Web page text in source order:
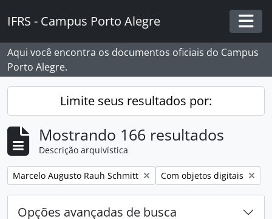
IFRS - Campus Porto Alegre
Aqui você encontra os documentos oficiais do Campus
Porto Alegre.
Limite seus resultados por:
Mostrando 166 resultados
Descrição arquivística
Remover filtro:
Marcelo Augusto Rauh Schmitt Remover filtro:
Com objetos digitais
Opções avançadas de busca